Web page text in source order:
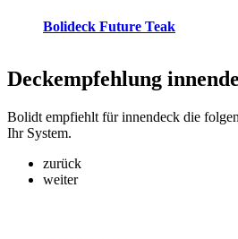
Bolideck Future Teak
Deckempfehlung
Bolidt empfiehlt für innendeck die
Ihr System.
zurück
weiter